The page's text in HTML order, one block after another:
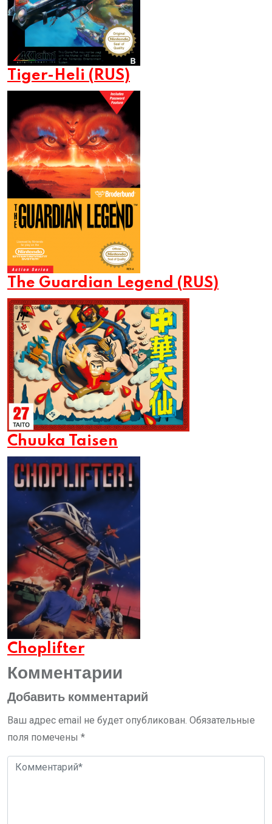
Tiger-Heli (RUS)
The Guardian Legend (RUS)
Chuuka Taisen
Choplifter
Комментарии
Добавить комментарий
Ваш адрес email не будет опубликован. Обязательные
поля помечены *